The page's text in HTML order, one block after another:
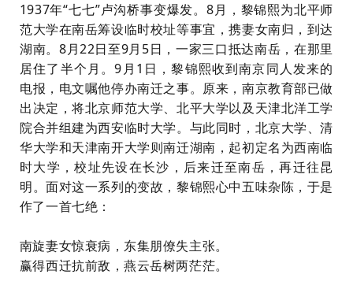
1937年“七七”卢沟桥事变爆发。8月，黎锦熙为北平师
范大学在南岳筹设临时校址等事宜，携妻女南归，到达
湖南。8月22日至9月5日，一家三口抵达南岳，在那里
居住了半个月。9月1日，黎锦熙收到南京同人发来的
电报，电文嘱他停办南迁之事。原来，南京教育部已做
出决定，将北京师范大学、北平大学以及天津北洋工学
院合并组建为西安临时大学。与此同时，北京大学、清
华大学和天津南开大学则南迁湖南，起初定名为西南临
时大学，校址先设在长沙，后来迁至南岳，再迁往昆
明。面对这一系列的变故，黎锦熙心中五味杂陈，于是
作了一首七绝：
南旋妻女惊衰病，东集朋僚失主张。
赢得西迁抗前敌，燕云岳树两茫茫。